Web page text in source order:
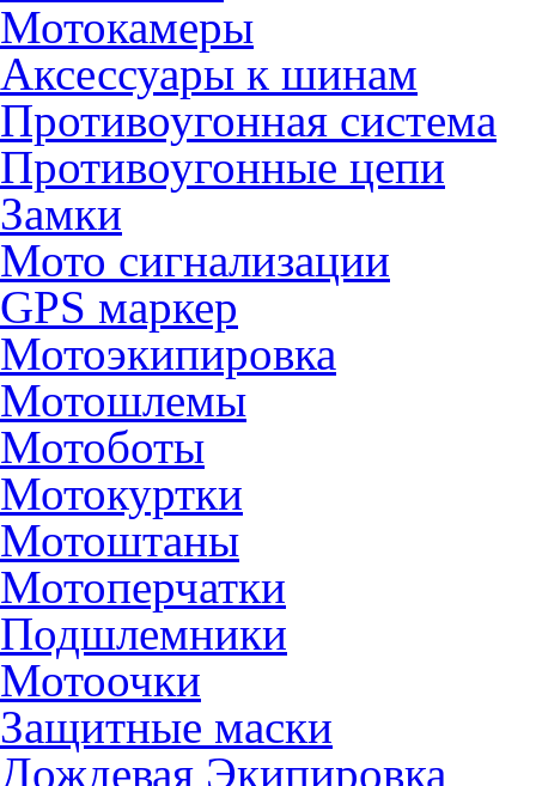
Мотокамеры
Аксессуары к шинам
Противоугонная система
Противоугонные цепи
Замки
Мото сигнализации
GPS маркер
Мотоэкипировка
Мотошлемы
Мотоботы
Мотокуртки
Мотоштаны
Мотоперчатки
Подшлемники
Мотоочки
Защитные маски
Дождевая Экипировка